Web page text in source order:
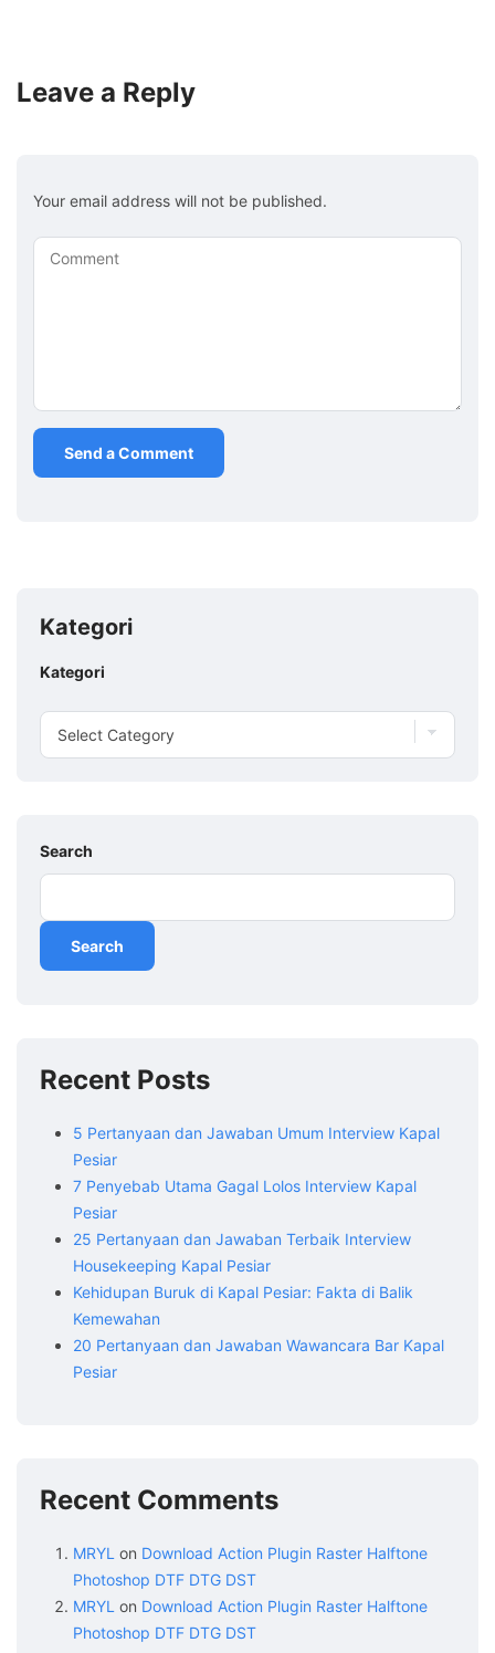
Leave a Reply
Your email address will not be published.
Comment
Kategori
Kategori
Search
Search
Recent Posts
5 Pertanyaan dan Jawaban Umum Interview Kapal
Pesiar
7 Penyebab Utama Gagal Lolos Interview Kapal
Pesiar
25 Pertanyaan dan Jawaban Terbaik Interview
Housekeeping Kapal Pesiar
Kehidupan Buruk di Kapal Pesiar: Fakta di Balik
Kemewahan
20 Pertanyaan dan Jawaban Wawancara Bar Kapal
Pesiar
Recent Comments
MRYL on Download Action Plugin Raster Halftone
Photoshop DTF DTG DST
MRYL on Download Action Plugin Raster Halftone
Photoshop DTF DTG DST